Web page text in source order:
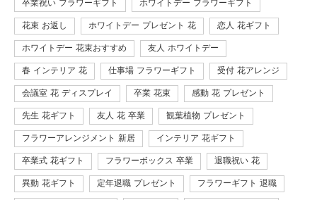
卒業祝い フラワーギフト ホワイトデー フラワーギフト
花束 お返し ホワイトデー プレゼント 花 恋人 花ギフト
ホワイトデー 花束おすすめ 友人 ホワイトデー
春 インテリア 花 仕事場 フラワーギフト 受付 花アレンジ
会議室 花 ディスプレイ 卒業 花束 感動 花 プレゼント
先生 花ギフト 友人 花 卒業 観葉植物 プレゼント
フラワーアレンジメント 新居 インテリア 花ギフト
卒業式 花ギフト フラワーボックス 卒業 退職祝い 花
異動 花ギフト 定年退職 プレゼント フラワーギフト 退職